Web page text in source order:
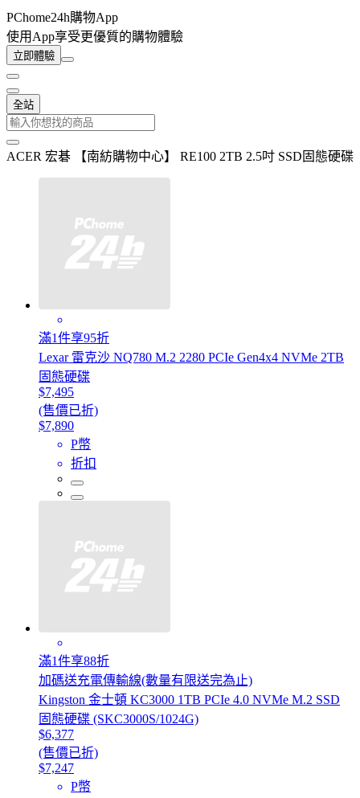
PChome24h購物App
使用App享受更優質的購物體驗
立即體驗
全站
ACER 宏碁 【南紡購物中心】 RE100 2TB 2.5吋 SSD固態硬碟
滿1件享95折
Lexar 雷克沙 NQ780 M.2 2280 PCIe Gen4x4 NVMe 2TB
固態硬碟
$7,495
(售價已折)
$7,890
P幣
折扣
滿1件享88折
加碼送充電傳輸線(數量有限送完為止)
Kingston 金士頓 KC3000 1TB PCIe 4.0 NVMe M.2 SSD
固態硬碟 (SKC3000S/1024G)
$6,377
(售價已折)
$7,247
P幣